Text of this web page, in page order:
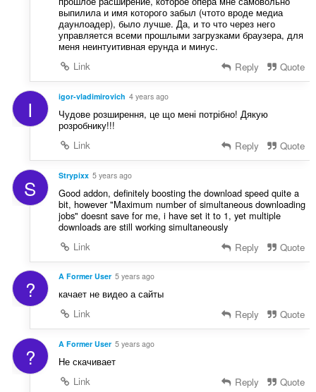
выпилила и имя которого забыл (чтото вроде медиа
даунлоадер), было лучше. Да, и то что через него
управляется всеми прошлыми загрузками браузера, для
меня неинтуитивная ерунда и минус.
Link
Reply Quote
I igor-vladimirovich 4 years ago
Чудове розширення, це що мені потрібно! Дякую
розробнику!!!
Link
Reply Quote
S Strypixx 5 years ago
Good addon, definitely boosting the download speed quite a
bit, however "Maximum number of simultaneous downloading
jobs" doesnt save for me, i have set it to 1, yet multiple
downloads are still working simultaneously
Link
Reply Quote
? A Former User 5 years ago
качает не видео а сайты
Link
Reply Quote
? A Former User 5 years ago
Не скачивает
Link
Reply Quote